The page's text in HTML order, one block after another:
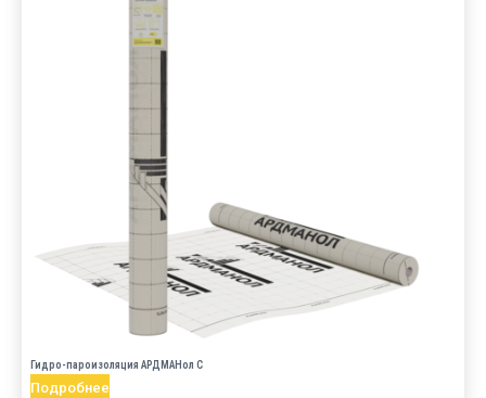
Гидро-пароизоляция АРДМАНол C
Подробнее